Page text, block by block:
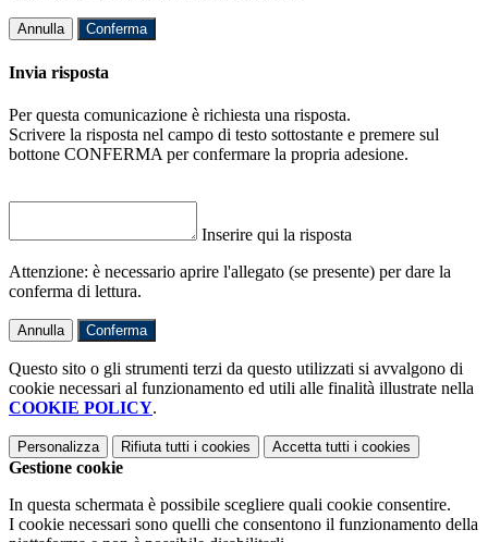
Annulla Conferma
Invia risposta
Per questa comunicazione è richiesta una risposta.
Scrivere la risposta nel campo di testo sottostante e premere sul
bottone CONFERMA per confermare la propria adesione.
Inserire qui la risposta
Attenzione: è necessario aprire l'allegato (se presente) per dare la
conferma di lettura.
Annulla Conferma
Questo sito o gli strumenti terzi da questo utilizzati si avvalgono di
cookie necessari al funzionamento ed utili alle finalità illustrate nella
COOKIE POLICY.
Personalizza Rifiuta tutti i cookies Accetta tutti i cookies
Gestione cookie
In questa schermata è possibile scegliere quali cookie consentire.
I cookie necessari sono quelli che consentono il funzionamento della